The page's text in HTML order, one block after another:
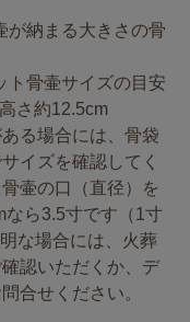
が納まる大きさの骨
ト骨壷サイズの目安
さ約12.5cm
る場合には、骨袋
イズを確認してく
壷の口（直径）を
なら3.5寸です（1寸
な場合には、火葬
認いただくか、デ
合せください。